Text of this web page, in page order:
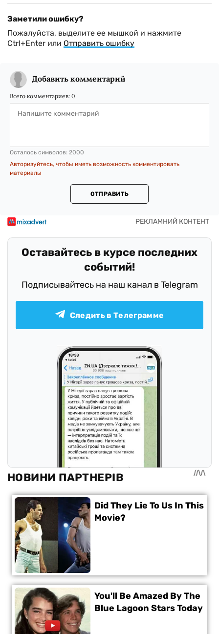
Заметили ошибку?
Пожалуйста, выделите ее мышкой и нажмите
Ctrl+Enter или Отправить ошибку
Добавить комментарий
Всего комментариев: 0
Осталось символов: 2000
Авторизуйтесь, чтобы иметь возможность комментировать
материалы
ОТПРАВИТЬ
Оставайтесь в курсе последних
событий!
Подписывайтесь на наш канал в Telegram
Следить в Телеграмме